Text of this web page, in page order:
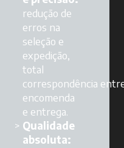
redução de
erros na
seleção e
expedição,
total
correspondência
encomenda
e entrega.
Qualidade
absoluta: